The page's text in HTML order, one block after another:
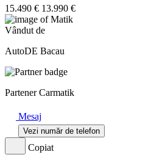
15.490 € 13.990 €
Vândut de
AutoDE Bacau
Partener Carmatik
Mesaj
Vezi număr de telefon
Copiat